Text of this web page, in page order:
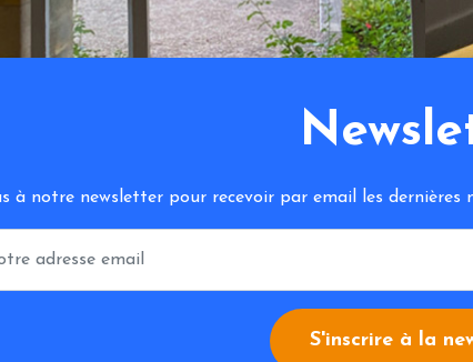
à notre newsletter pour recevoir par email les dernières
S'inscrire à la